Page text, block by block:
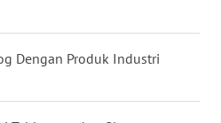
Dengan Produk Industri